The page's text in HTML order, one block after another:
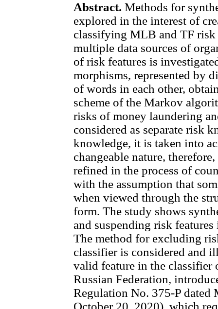
Abstract. Methods for
explored in the interest of
classifying MLB and TF
multiple data sources of
of risk features is
morphisms, represented by
of words in each other,
scheme of the Markov
risks of money laundering
considered as separate risk
knowledge, it is taken into
changeable nature,
refined in the process of
with the assumption that
when viewed through the
form. The study shows
and suspending risk
The method for excluding
classifier is considered and
valid feature in the classifier
Russian Federation,
Regulation No. 375-P dated
October 20, 2020), which